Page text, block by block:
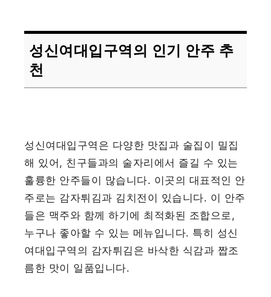
성신여대입구역의 인기 안주 추
천
성신여대입구역은 다양한 맛집과 술집이 밀집
해 있어, 친구들과의 술자리에서 즐길 수 있는
훌륭한 안주들이 많습니다. 이곳의 대표적인 안
주로는 감자튀김과 김치전이 있습니다. 이 안주
들은 맥주와 함께 하기에 최적화된 조합으로,
누구나 좋아할 수 있는 메뉴입니다. 특히 성신
여대입구역의 감자튀김은 바삭한 식감과 짭조
름한 맛이 일품입니다.